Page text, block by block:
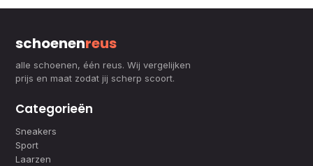
schoenenreus
alle schoenen, één reus. Wij vergelijken
prijs en maat zodat jij scherp scoort.
Categorieën
Sneakers
Sport
Laarzen